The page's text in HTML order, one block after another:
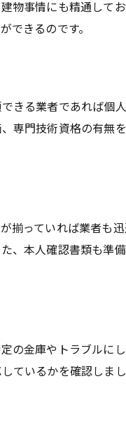
物事情にも精通して
できるのです。
きる業者であれば個
専門技術資格の有無
揃っていれば業者も
、本人確認書類も準
の金庫やトラブルに
ているかを確認しま